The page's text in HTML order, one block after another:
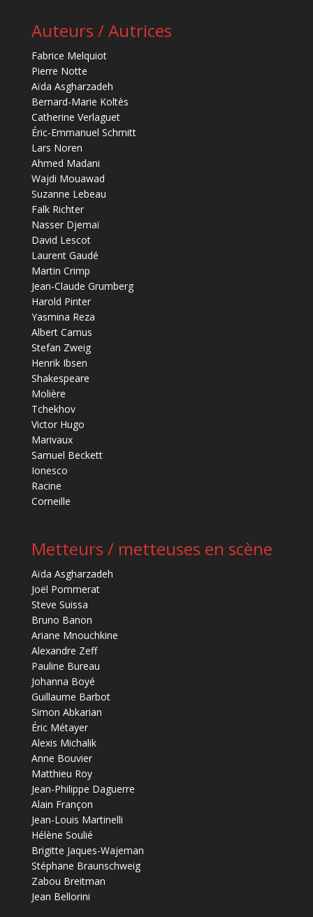
Auteurs / Autrices
Fabrice Melquiot
Pierre Notte
Aïda Asgharzadeh
Bernard-Marie Koltès
Catherine Verlaguet
Éric-Emmanuel Schmitt
Lars Noren
Ahmed Madani
Wajdi Mouawad
Suzanne Lebeau
Falk Richter
Nasser Djemaï
David Lescot
Laurent Gaudé
Martin Crimp
Jean-Claude Grumberg
Harold Pinter
Yasmina Reza
Albert Camus
Stefan Zweig
Henrik Ibsen
Shakespeare
Molière
Tchekhov
Victor Hugo
Marivaux
Samuel Beckett
Ionesco
Racine
Corneille
Metteurs / metteuses en scène
Aïda Asgharzadeh
Joël Pommerat
Steve Suissa
Bruno Banon
Ariane Mnouchkine
Alexandre Zeff
Pauline Bureau
Johanna Boyé
Guillaume Barbot
Simon Abkarian
Éric Métayer
Alexis Michalik
Anne Bouvier
Matthieu Roy
Jean-Philippe Daguerre
Alain Françon
Jean-Louis Martinelli
Hélène Soulié
Brigitte Jaques-Wajeman
Stéphane Braunschweig
Zabou Breitman
Jean Bellorini